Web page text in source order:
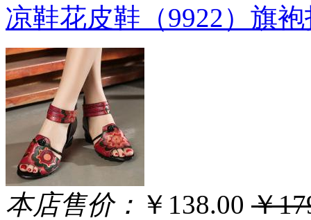
凉鞋花皮鞋（9922）旗
本店售价： ￥138.00 ￥